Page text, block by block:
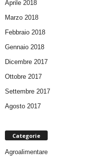
Aprile 2018
Marzo 2018
Febbraio 2018
Gennaio 2018
Dicembre 2017
Ottobre 2017
Settembre 2017
Agosto 2017
Categorie
Agroalimentare